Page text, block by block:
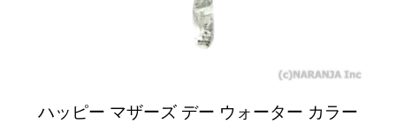
ハッピー マザーズ デー ウォーター カラー